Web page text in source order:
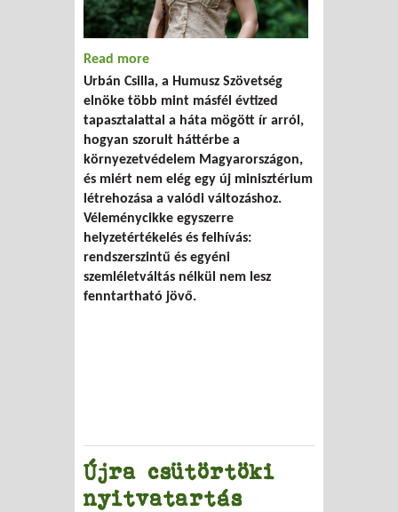
Read more
Urbán Csilla, a Humusz Szövetség
elnöke több mint másfél évtized
tapasztalattal a háta mögött ír arról,
hogyan szorult háttérbe a
környezetvédelem Magyarországon,
és miért nem elég egy új minisztérium
létrehozása a valódi változáshoz.
Véleménycikke egyszerre
helyzetértékelés és felhívás:
rendszerszintű és egyéni
szemléletváltás nélkül nem lesz
fenntartható jövő.
Újra csütörtöki
nyitvatartás